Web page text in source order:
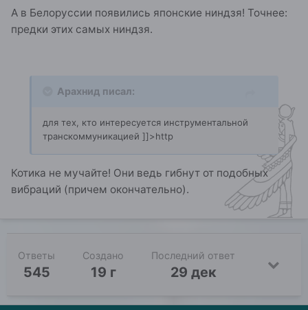
А в Белоруссии появились японские ниндзя! Точнее:
предки этих самых ниндзя.
Арахнид писал:
для тех, кто интересуется инструментальной
транскоммуникацией ]]>http
Котика не мучайте! Они ведь гибнут от подобных
вибраций (причем окончательно).
Ответы
545
Создано
19 г
Последний ответ
29 дек